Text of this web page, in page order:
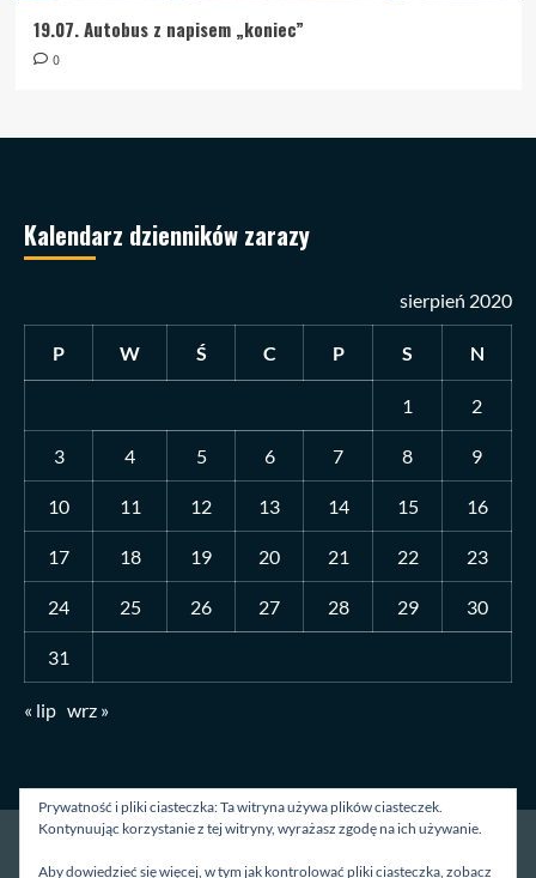
19.07. Autobus z napisem „koniec”
0
Kalendarz dzienników zarazy
sierpień 2020
P W Ś C P S N
1 2
3 4 5 6 7 8 9
10 11 12 13 14 15 16
17 18 19 20 21 22 23
24 25 26 27 28 29 30
31
« lip wrz »
Strona główna O mnie Blog Kontakt
Prywatność i pliki ciasteczka: Ta witryna używa plików ciasteczek.
Kontynuując korzystanie z tej witryny, wyrażasz zgodę na ich używanie.
Aby dowiedzieć się więcej, w tym jak kontrolować pliki ciasteczka, zobacz